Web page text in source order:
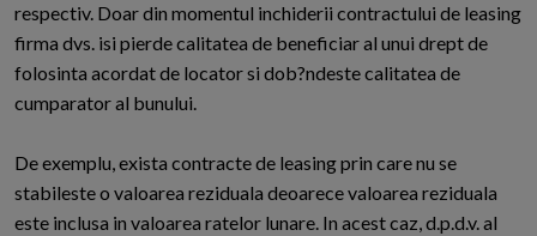
respectiv. Doar din momentul inchiderii contractului de leasing
firma dvs. isi pierde calitatea de beneficiar al unui drept de
folosinta acordat de locator si dob?ndeste calitatea de
cumparator al bunului.
De exemplu, exista contracte de leasing prin care nu se
stabileste o valoarea reziduala deoarece valoarea reziduala
este inclusa in valoarea ratelor lunare. In acest caz, d.p.d.v. al